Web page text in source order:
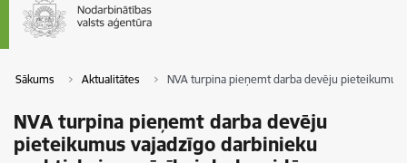
Sākums Aktualitātes NVA turpina pieņemt darba devēju
NVA turpina pieņemt darba devēju
pieteikumus vajadzīgo darbinieku